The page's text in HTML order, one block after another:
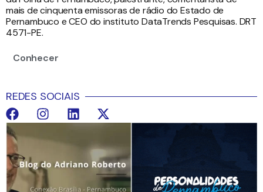
mais de cinquenta emissoras de rádio do Estado de
Pernambuco e CEO do instituto DataTrends Pesquisas. DRT
4571-PE.
Conhecer
REDES SOCIAIS